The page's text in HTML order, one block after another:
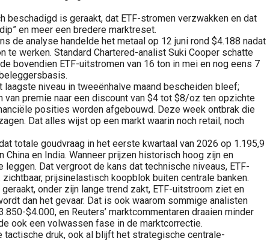
is geraakt, dat ETF-stromen verzwakken en dat
en meer een bredere marktreset.
de analyse handelde het metaal op 12 juni rond $4.188 nadat
werken. Standard Chartered-analist Suki Cooper schatte
bovendien ETF-uitstromen van 16 ton in mei en nog eens 7
niveau in tweeënhalve maand bescheiden bleef;
premie naar een discount van $4 tot $8/oz ten opzichte
posities worden afgebouwd. Deze week ontbrak die
Dat alles wijst op een markt waarin noch retail, noch
totale goudvraag in het eerste kwartaal van 2026 op 1.195,9
en India. Wanneer prijzen historisch hoog zijn en
Dat vergroot de kans dat technische niveaus, ETF-
prijsinelastisch koopblok buiten centrale banken.
onder zijn lange trend zakt, ETF-uitstroom ziet en
dan het gevaar. Dat is ook waarom sommige analisten
$4.000, en Reuters’ marktcommentaren draaien minder
ook een volwassen fase in de marktcorrectie.
druk, ook al blijft het strategische centrale-